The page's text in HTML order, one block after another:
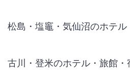
松島・塩竈・気仙沼のホテ
古川・登米のホテル・旅館・